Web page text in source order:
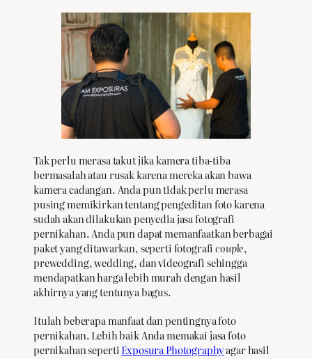
Tak perlu merasa takut jika kamera tiba-tiba
bermasalah atau rusak karena mereka akan bawa
kamera cadangan. Anda pun tidak perlu merasa
pusing memikirkan tentang pengeditan foto karena
sudah akan dilakukan penyedia jasa fotografi
pernikahan. Anda pun dapat memanfaatkan berbagai
paket yang ditawarkan, seperti fotograficouple,
prewedding, wedding, dan videografi sehingga
mendapatkan harga lebih murah dengan hasil
akhirnya yang tentunya bagus.
Itulah beberapa manfaat dan pentingnya foto
pernikahan. Lebih baik Anda memakai jasa foto
pernikahan sepertiExposura Photographyagar hasil